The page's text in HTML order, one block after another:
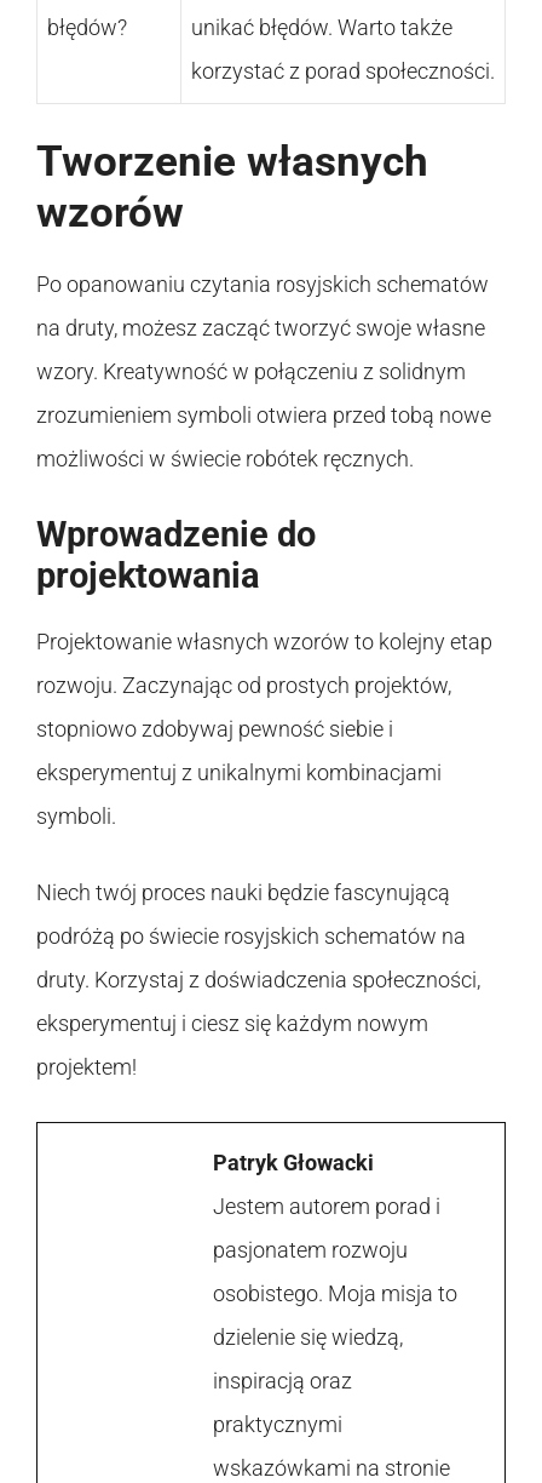
błędów?
unikać błędów. Warto także
korzystać z porad społeczności.
Tworzenie własnych
wzorów
Po opanowaniu czytania rosyjskich schematów
na druty, możesz zacząć tworzyć swoje własne
wzory. Kreatywność w połączeniu z solidnym
zrozumieniem symboli otwiera przed tobą nowe
możliwości w świecie robótek ręcznych.
Wprowadzenie do
projektowania
Projektowanie własnych wzorów to kolejny etap
rozwoju. Zaczynając od prostych projektów,
stopniowo zdobywaj pewność siebie i
eksperymentuj z unikalnymi kombinacjami
symboli.
Niech twój proces nauki będzie fascynującą
podróżą po świecie rosyjskich schematów na
druty. Korzystaj z doświadczenia społeczności,
eksperymentuj i ciesz się każdym nowym
projektem!
Patryk Głowacki
Jestem autorem porad i
pasjonatem rozwoju
osobistego. Moja misja to
dzielenie się wiedzą,
inspiracją oraz
praktycznymi
wskazówkami na stronie